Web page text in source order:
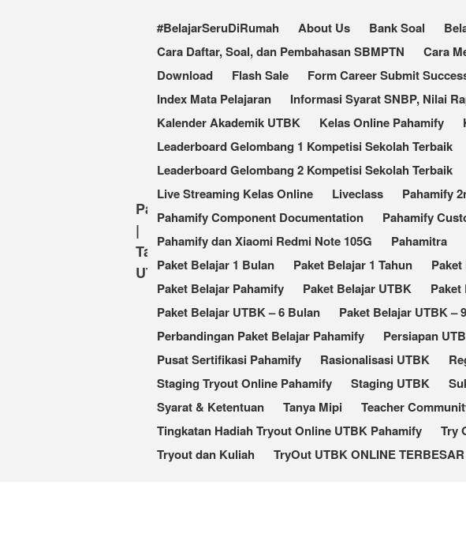
Pahamify
|
Taklukkan
UTBK
#BelajarSeruDiRumah About Us Bank Soal
Cara Daftar, Soal, dan Pembahasan SBMPTN
Cara
Download
Flash Sale Form Career Submit
Index Mata Pelajaran
Informasi Syarat SNBP, Nilai
Kalender Akademik UTBK
Kelas Online Pahamify
Leaderboard Gelombang 1 Kompetisi Sekolah Terbaik​
Leaderboard Gelombang 2 Kompetisi Sekolah Terbaik
Live Streaming Kelas Online
Liveclass Pahamify
Pahamify Component Documentation
Pahamify
Pahamify dan Xiaomi Redmi Note 105G
Pahamitra
Paket Belajar 1 Bulan
Paket Belajar 1 Tahun
Paket Belajar Pahamify
Paket Belajar UTBK Paket
Paket Belajar UTBK – 6 Bulan
Paket Belajar UTBK –
Perbandingan Paket Belajar Pahamify
Persiapan
Pusat Sertifikasi Pahamify
Rasionalisasi UTBK
Staging Tryout Online Pahamify
Staging UTBK
Syarat & Ketentuan
Tanya Mipi Teacher
Tingkatan Hadiah Tryout Online UTBK Pahamify
Try
Tryout dan Kuliah
TryOut UTBK ONLINE